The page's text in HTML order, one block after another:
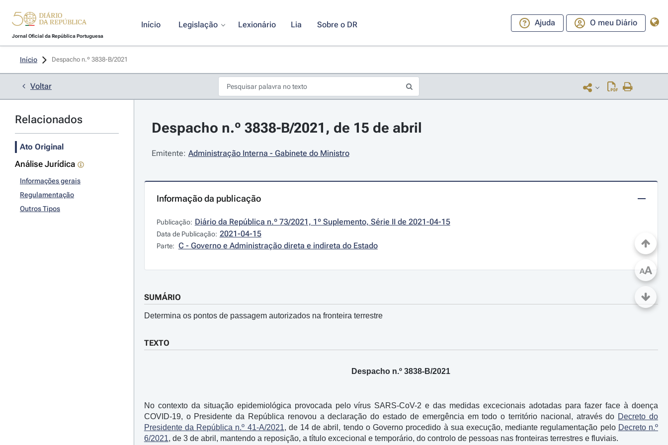
Jornal Oficial da República Portuguesa
Início Legislação Lexionário Lia Sobre o DR Ajuda O meu Diário
Início Despacho n.º 3838-B/2021
Voltar
Relacionados
Ato Original
Análise Jurídica
Informações gerais
Regulamentação
Outros Tipos
Despacho n.º 3838-B/2021, de 15 de abril
Emitente: Administração Interna - Gabinete do Ministro
Informação da publicação
Publicação: Diário da República n.º 73/2021, 1º Suplemento, Série II de 2021-04-15
Data de Publicação: 2021-04-15
Parte: C - Governo e Administração direta e indireta do Estado
SUMÁRIO
Determina os pontos de passagem autorizados na fronteira terrestre
TEXTO
Despacho n.º 3838-B/2021
No contexto da situação epidemiológica provocada pelo vírus SARS-CoV-2 e das medidas excecionais adotadas para fazer face à doença
COVID-19, o Presidente da República renovou a declaração do estado de emergência em todo o território nacional, através do Decreto do
Presidente da República n.º 41-A/2021, de 14 de abril, tendo o Governo procedido à sua execução, mediante regulamentação pelo Decreto n.º
6/2021, de 3 de abril, mantendo a reposição, a título excecional e temporário, do controlo de pessoas nas fronteiras terrestres e fluviais.
AA